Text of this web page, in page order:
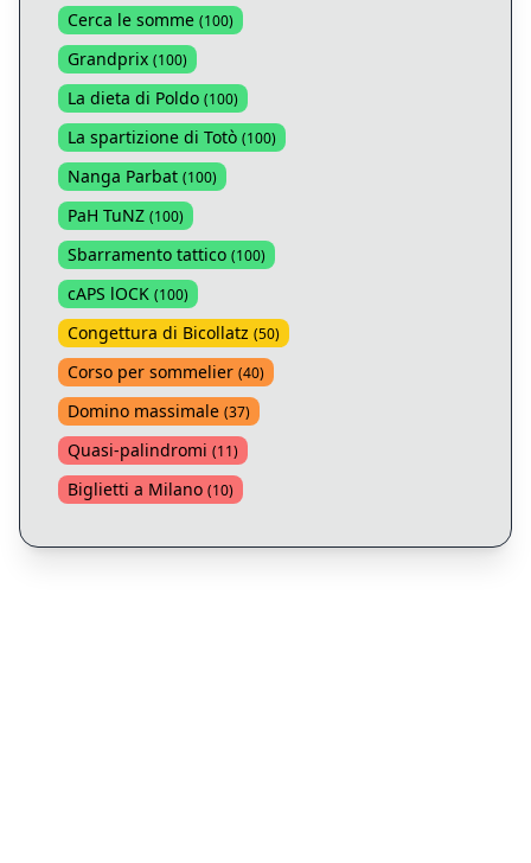
Cerca le somme (100)
Grandprix (100)
La dieta di Poldo (100)
La spartizione di Totò (100)
Nanga Parbat (100)
PaH TuNZ (100)
Sbarramento tattico (100)
cAPS lOCK (100)
Congettura di Bicollatz (50)
Corso per sommelier (40)
Domino massimale (37)
Quasi-palindromi (11)
Biglietti a Milano (10)